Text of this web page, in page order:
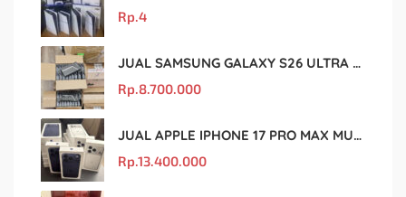
Rp.4
JUAL SAMSUNG GALAXY S26 ULTRA MURAH DAN ORIGINAL
Rp.8.700.000
JUAL APPLE IPHONE 17 PRO MAX MURAH DAN ORIGINAL
Rp.13.400.000